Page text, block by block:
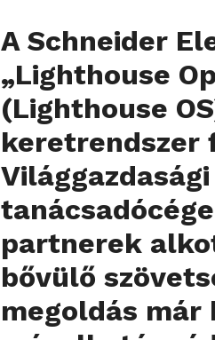
A Schneider
„Lighthouse
(Lighthouse
keretrendszer
partnerek
bővülő
megoldás